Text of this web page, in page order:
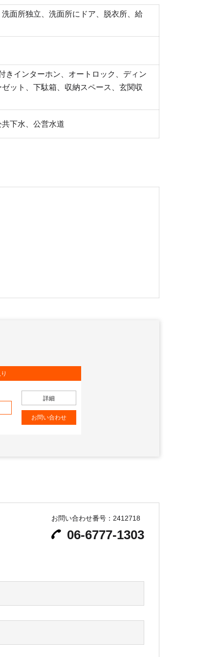
面所独立、洗面所にドア、脱衣所、給
きインターホン、オートロック、ディン
ット、下駄箱、収納スペース、玄関収
下水、公営水道
詳細
お問い合わせ
お問い合わせ番号：2412718
06-6777-1303